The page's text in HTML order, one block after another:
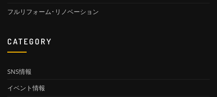
フルリフォーム･リノベーション
CATEGORY
SNS情報
イベント情報